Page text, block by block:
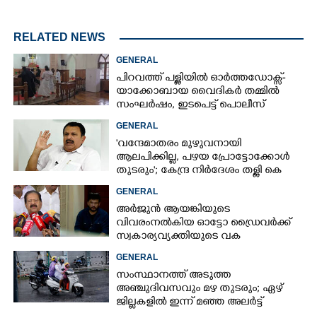
RELATED NEWS
GENERAL
പിറവത്ത് പള്ളിയിൽ ഓർത്തഡോക്സ്-
യാക്കോബായ വൈദികർ തമ്മിൽ
സംഘർഷം, ഇടപെട്ട് പൊലീസ്
GENERAL
'വന്ദേമാതരം മുഴുവനായി
ആലപിക്കില്ല, പഴയ പ്രോട്ടോക്കോൾ
തുടരും'; കേന്ദ്ര നിർദേശം തള്ളി കെ
മുരളീധരൻ
GENERAL
അർജുൻ ആയങ്കിയുടെ
വിവരംനൽകിയ ഓട്ടോ ഡ്രൈവർക്ക്
സ്വകാര്യവ്യക്തിയുടെ വക
പാരിതോഷികം: മന്ത്രി രമേശ്
ചെന്നിത്തല
GENERAL
സംസ്ഥാനത്ത് അടുത്ത
അ‌ഞ്ചുദിവസവും മഴ തുടരും; ഏഴ്
ജില്ലകളിൽ ഇന്ന് മഞ്ഞ അലർട്ട്